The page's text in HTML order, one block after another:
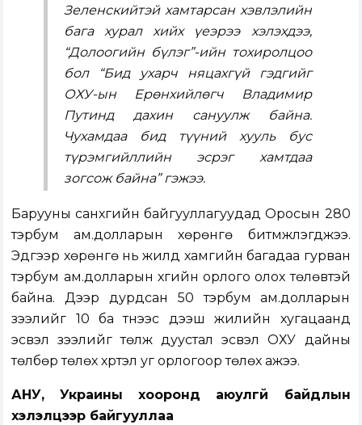
Зеленскийтэй хамтарсан хэвлэлийн
бага хурал хийх үеэрээ хэлэхдээ,
“Долоогийн бүлэг”-ийн тохиролцоо
бол “Бид ухарч няцахгүй гэдгийг
ОХУ-ын Ерөнхийлөгч Владимир
Путинд дахин сануулж байна.
Чухамдаа бид түүний хууль бус
түрэмгийллийн эсрэг хамтдаа
зогсож байна” гэжээ.
Барууны санхүүгийн байгууллагуудад Оросын 280
тэрбум ам.долларын хөрөнгө битүүмжлэгджээ.
Эдгээр хөрөнгө нь жилд хамгийн багадаа гурван
тэрбум ам.долларын хүүгийн орлого олох төлөвтэй
байна. Дээр дурдсан 50 тэрбум ам.долларын
зээлийг 10 ба түүнээс дээш жилийн хугацаанд
эсвэл зээлийг төлж дуустал эсвэл ОХУ дайны
төлбөр төлөх хүртэл уг орлогоор төлөх ажээ.
АНУ, Украины хооронд аюулгүй байдлын
хэлэлцээр байгууллаа